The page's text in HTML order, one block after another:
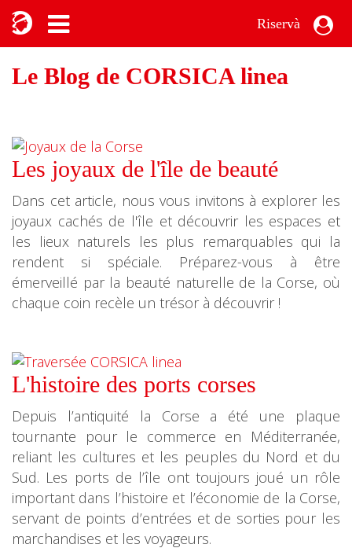
Riservà
Le Blog de CORSICA linea
Les joyaux de l'île de beauté
Dans cet article, nous vous invitons à explorer les
joyaux cachés de l'île et découvrir les espaces et
les lieux naturels les plus remarquables qui la
rendent si spéciale. Préparez-vous à être
émerveillé par la beauté naturelle de la Corse, où
chaque coin recèle un trésor à découvrir !
L'histoire des ports corses
Depuis l’antiquité la Corse a été une plaque
tournante pour le commerce en Méditerranée,
reliant les cultures et les peuples du Nord et du
Sud. Les ports de l’île ont toujours joué un rôle
important dans l’histoire et l’économie de la Corse,
servant de points d’entrées et de sorties pour les
marchandises et les voyageurs.